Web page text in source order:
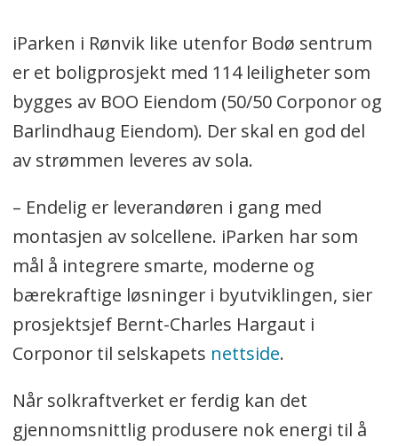
iParken i Rønvik like utenfor Bodø sentrum
er et boligprosjekt med 114 leiligheter som
bygges av BOO Eiendom (50/50 Corponor og
Barlindhaug Eiendom). Der skal en god del
av strømmen leveres av sola.
– Endelig er leverandøren i gang med
montasjen av solcellene. iParken har som
mål å integrere smarte, moderne og
bærekraftige løsninger i byutviklingen, sier
prosjektsjef Bernt-Charles Hargaut i
Corponor til selskapets nettside.
Når solkraftverket er ferdig kan det
gjennomsnittlig produsere nok energi til å